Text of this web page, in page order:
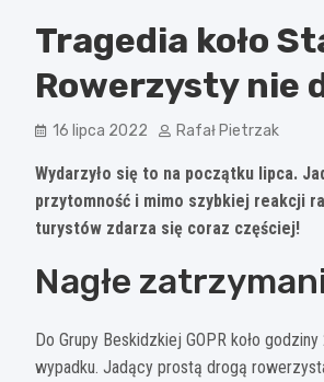
Tragedia koło
Rowerzysty nie
16 lipca 2022 Rafał Pietrzak
Wydarzyło się to na początku lipca.
przytomność i mimo szybkiej reakcji
turystów zdarza się coraz częściej!
Nagłe
Do Grupy Beskidzkiej GOPR koło
wypadku. Jadący prostą drogą